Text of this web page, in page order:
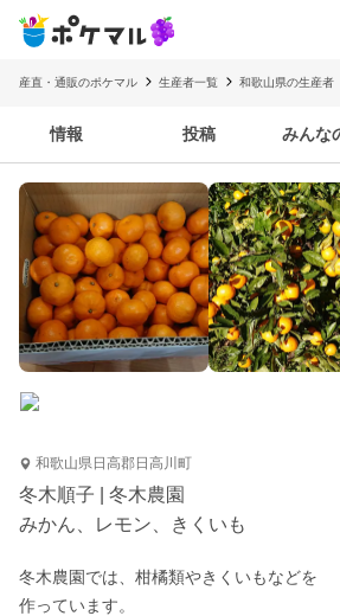
産直・通販のポケマル 生産者一覧 和歌山県の生産者
情報 投稿 みんな
和歌山県日高郡日高川町
冬木順子 | 冬木農園
みかん、レモン、きくいも
冬木農園では、柑橘類やきくいもなどを
作っています。